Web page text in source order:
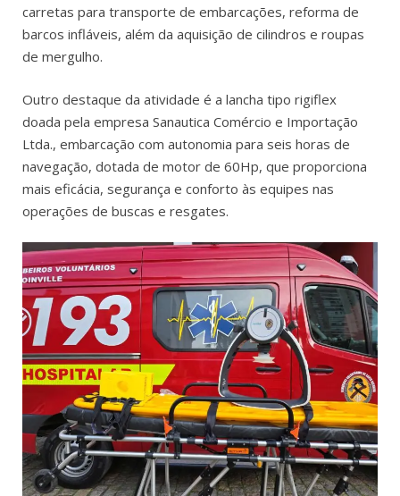
carretas para transporte de embarcações, reforma de
barcos infláveis, além da aquisição de cilindros e roupas
de mergulho.
Outro destaque da atividade é a lancha tipo rigiflex
doada pela empresa Sanautica Comércio e Importação
Ltda., embarcação com autonomia para seis horas de
navegação, dotada de motor de 60Hp, que proporciona
mais eficácia, segurança e conforto às equipes nas
operações de buscas e resgates.